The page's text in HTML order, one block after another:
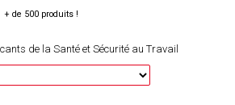
de la Santé et Sécurité au Travail